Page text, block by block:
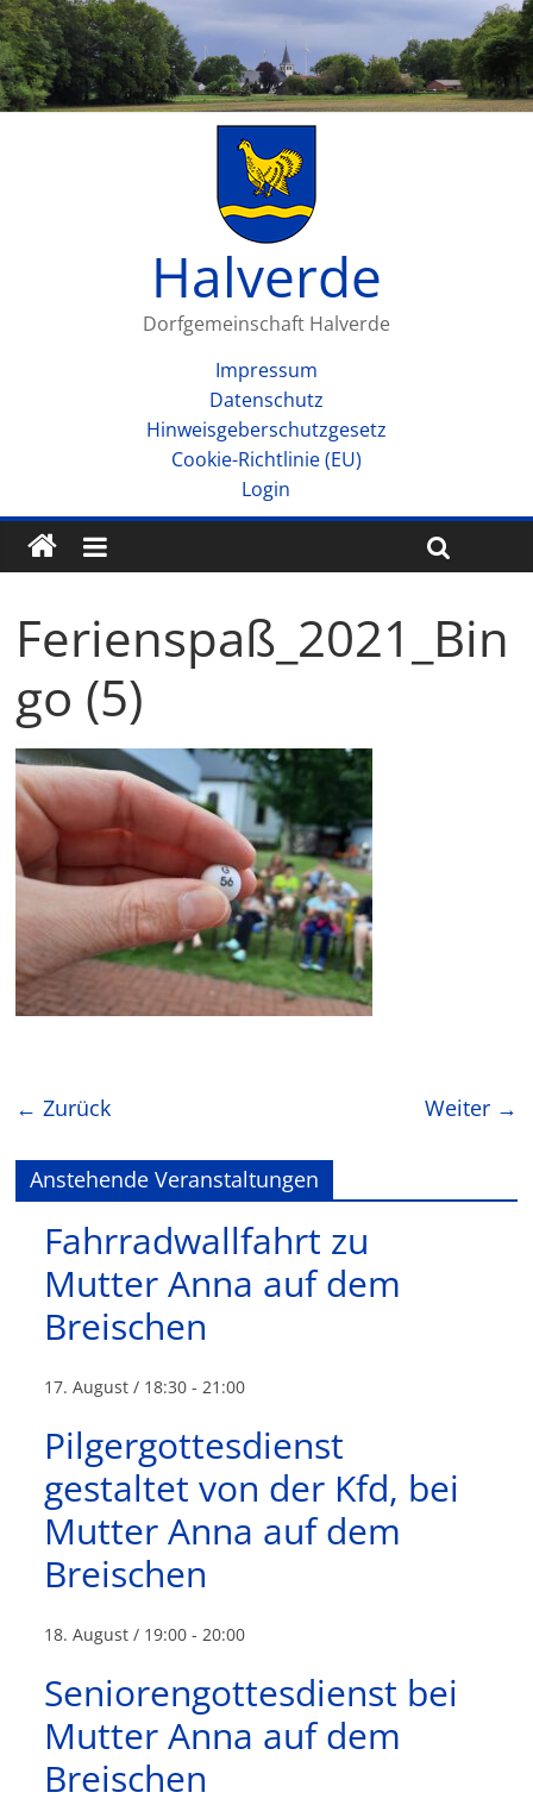
Halverde
Dorfgemeinschaft Halverde
Impressum
Datenschutz
Hinweisgeberschutzgesetz
Cookie-Richtlinie (EU)
Login
Ferienspaß_2021_Bin
go (5)
← Zurück Weiter →
Anstehende Veranstaltungen
Fahrradwallfahrt zu
Mutter Anna auf dem
Breischen
17. August / 18:30 -21:00
Pilgergottesdienst
gestaltet von der Kfd, bei
Mutter Anna auf dem
Breischen
18. August / 19:00 -20:00
Seniorengottesdienst bei
Mutter Anna auf dem
Breischen